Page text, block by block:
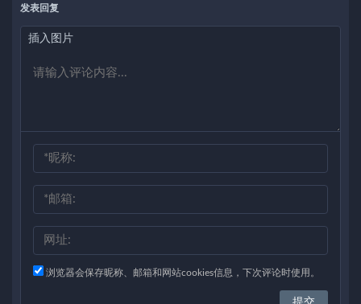
发表回复
插入图片
浏览器会保存昵称、邮箱和网站cookies信息，下次评论时使用。